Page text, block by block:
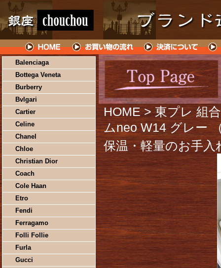
Balenciaga
Bottega Veneta
Burberry
Bvlgari
Cartier
Celine
Chanel
Chloe
Christian Dior
Coach
Cole Haan
Etro
Fendi
Ferragamo
Folli Follie
Furla
Gucci
HOME > 東プレ 組
ムneo W14 グレー
保温・軽量のお手